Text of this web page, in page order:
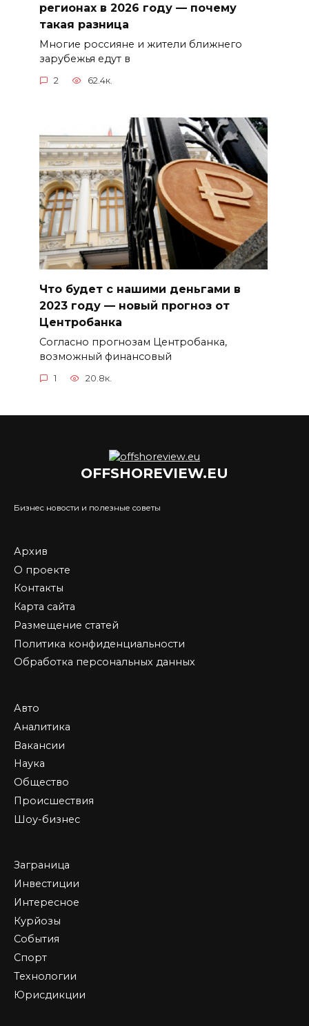
регионах в 2026 году — почему
такая разница
Многие россияне и жители ближнего
зарубежья едут в
2 62.4к.
Что будет с нашими деньгами в
2023 году — новый прогноз от
Центробанка
Согласно прогнозам Центробанка,
возможный финансовый
1 20.8к.
OFFSHOREVIEW.EU
Бизнес новости и полезные советы
Архив
О проекте
Контакты
Карта сайта
Размещение статей
Политика конфиденциальности
Обработка персональных данных
Авто
Аналитика
Вакансии
Наука
Общество
Происшествия
Шоу-бизнес
Заграница
Инвестиции
Интересное
Курйозы
События
Спорт
Технологии
Юрисдикции